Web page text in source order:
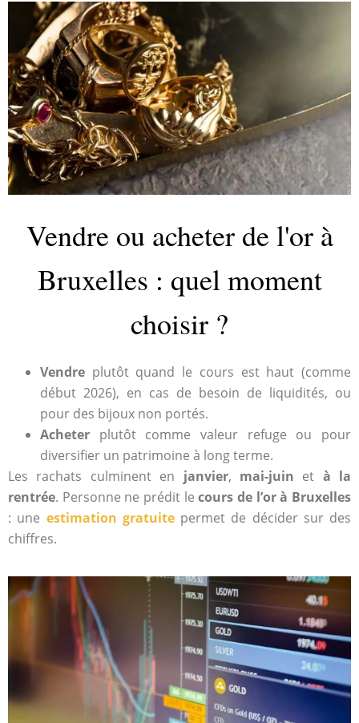
Vendre ou acheter de l'or à
Bruxelles : quel moment
choisir ?
Vendre plutôt quand le cours est haut (comme
début 2026), en cas de besoin de liquidités, ou
pour des bijoux non portés.
Acheter plutôt comme valeur refuge ou pour
diversifier un patrimoine à long terme.
Les rachats culminent en janvier, mai-juin et à la
rentrée. Personne ne prédit lecours de l’or à Bruxelles
: une estimation gratuitepermet de décider sur des
chiffres.